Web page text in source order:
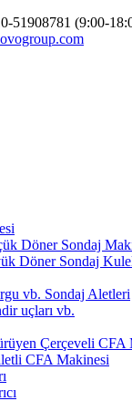
51908781 (9:00-
Döner Sondaj
Döner Sondaj
vb. Sondaj Aletleri
uçları vb.
Çerçeveli CFA
CFA Makinesi